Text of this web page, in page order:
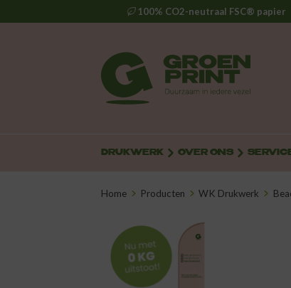
100% CO2-neutraal FSC® papier
DRUKWERK OVER ONS
Home Producten WK Drukwerk